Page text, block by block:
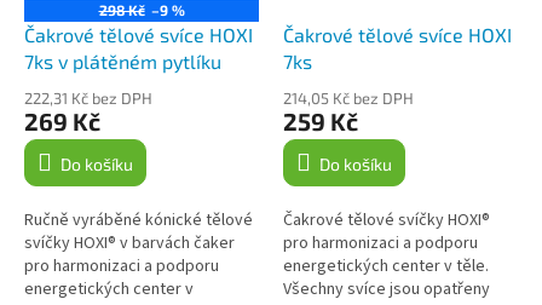
298 Kč –9 %
Čakrové tělové svíce HOXI
7ks v plátěném pytlíku
222,31 Kč bez DPH
269 Kč
Do košíku
Ručně vyráběné kónické tělové
svíčky HOXI® v barvách čaker
pro harmonizaci a podporu
energetických center v
Čakrové tělové svíce HOXI
7ks
214,05 Kč bez DPH
259 Kč
Do košíku
Čakrové tělové svíčky HOXI®
pro harmonizaci a podporu
energetických center v těle.
Všechny svíce jsou opatřeny